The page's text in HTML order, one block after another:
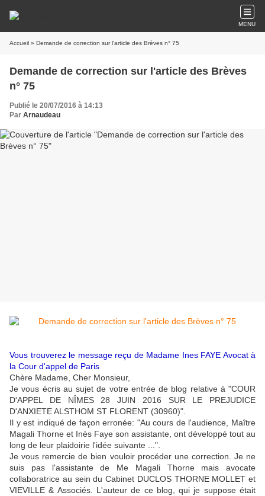
MENU
Accueil » Demande de correction sur l'article des Brèves n° 75
Demande de correction sur l'article des Brèves
n° 75
Publié le 20/07/2016 à 14:13
Par Arnaudeau
Vous trouverez le message reçu de Madame Ines FAYE Avocat à
la Cour d'appel de Paris
Chère Madame, Cher Monsieur,
Je vous écris au sujet de votre entrée de blog relative à "COUR
D'APPEL DE NÎMES 28 JUIN 2016 SUR LE PREJUDICE
D'ANXIETE ALSTHOM ST FLORENT (30960)".
Il y est indiqué de façon erronée: "Au cours de l'audience, Maître
Magali Thorne et Inès Faye son assistante, ont développé tout au
long de leur plaidoirie l'idée suivante ...".
Je vous remercie de bien vouloir procéder une correction. Je ne
suis pas l'assistante de Me Magali Thorne mais avocate
collaboratrice au sein du Cabinet DUCLOS THORNE MOLLET et
VIEVILLE & Associés. L'auteur de ce blog, qui je suppose était